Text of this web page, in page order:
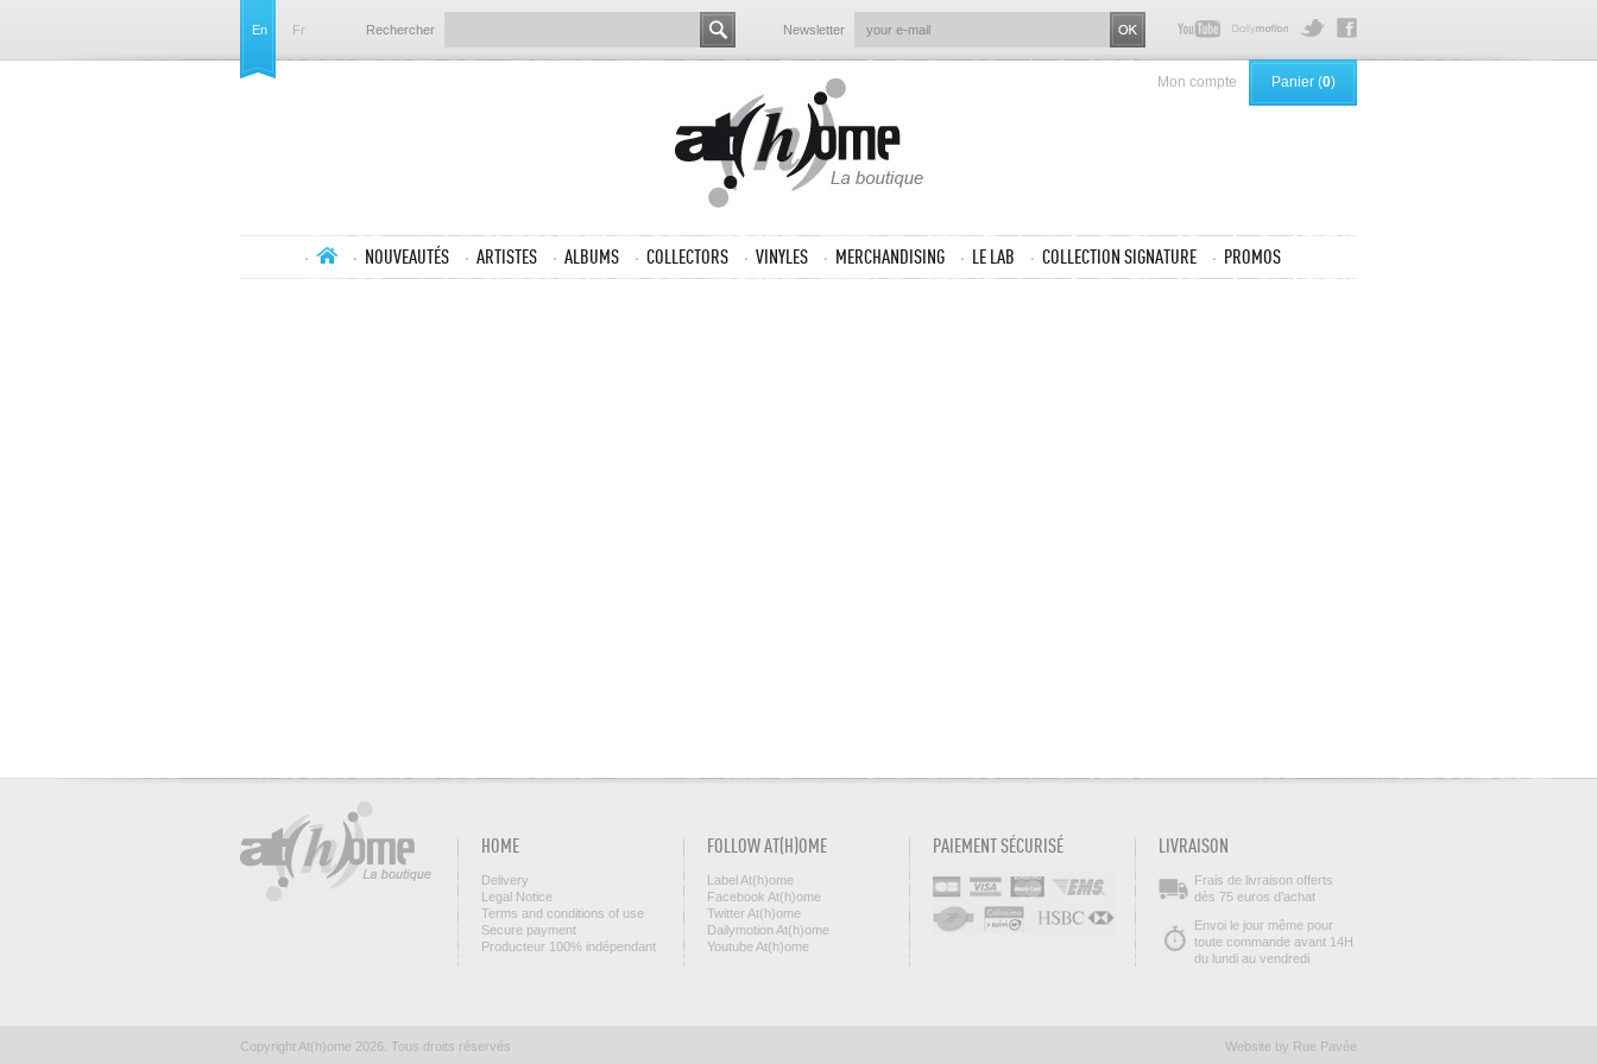
En Fr Rechercher Newsletter
Mon compte Panier (0)
NOUVEAUTÉS ARTISTES ALBUMS COLLECTORS VINYLES MERCHANDISING LE LAB COLLECTION SIGNATURE PROMOS
HOME
Delivery
Legal Notice
Terms and conditions of use
Secure payment
Producteur 100% indépendant
FOLLOW AT(H)OME
Label At(h)ome
Facebook At(h)ome
Twitter At(h)ome
Dailymotion At(h)ome
Youtube At(h)ome
PAIEMENT SÉCURISÉ LIVRAISON
Frais de livraison offerts
dès 75 euros d’achat
Envoi le jour même pour
toute commande avant 14H
du lundi au vendredi
Copyright At(h)ome 2026. Tous droits réservés Website by Rue Pavée